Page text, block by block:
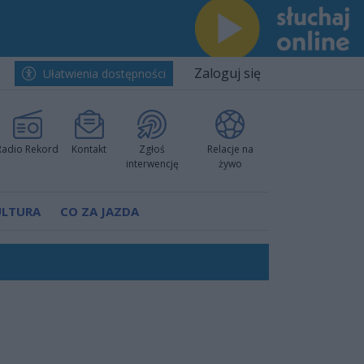
Ułatwienia dostępności Zaloguj się
Rekord Kontakt
Zgłoś
interwencję
Relacje na
żywo
CO ZA JAZDA